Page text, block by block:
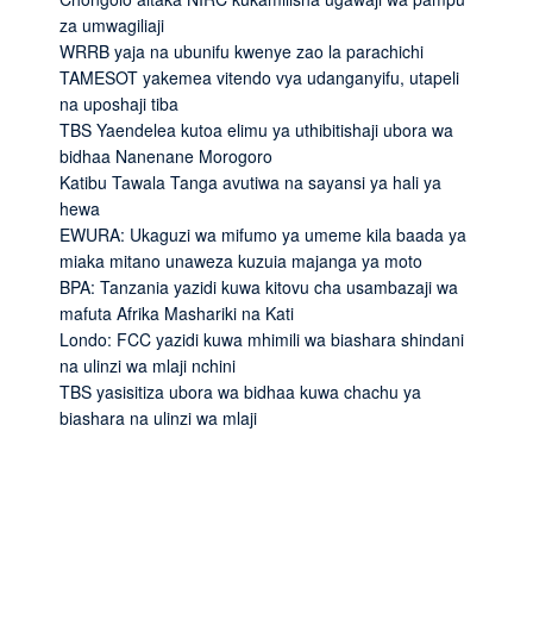
za umwagiliaji
WRRB yaja na ubunifu kwenye zao la parachichi
TAMESOT yakemea vitendo vya udanganyifu, utapeli
na uposhaji tiba
TBS Yaendelea kutoa elimu ya uthibitishaji ubora wa
bidhaa Nanenane Morogoro
Katibu Tawala Tanga avutiwa na sayansi ya hali ya
hewa
EWURA: Ukaguzi wa mifumo ya umeme kila baada ya
miaka mitano unaweza kuzuia majanga ya moto
BPA: Tanzania yazidi kuwa kitovu cha usambazaji wa
mafuta Afrika Mashariki na Kati
Londo: FCC yazidi kuwa mhimili wa biashara shindani
na ulinzi wa mlaji nchini
TBS yasisitiza ubora wa bidhaa kuwa chachu ya
biashara na ulinzi wa mlaji